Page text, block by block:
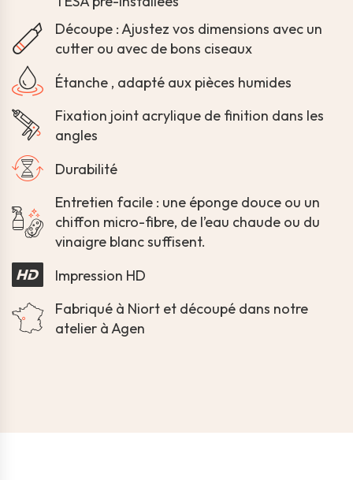
Découpe : Ajustez vos dimensions avec un
cutter ou avec de bons ciseaux
Étanche , adapté aux pièces humides
Fixation joint acrylique de finition dans les
angles
Durabilité
Entretien facile : une éponge douce ou un
chiffon micro-fibre, de l’eau chaude ou du
vinaigre blanc suffisent.
Impression HD
Fabriqué à Niort et découpé dans notre
atelier à Agen